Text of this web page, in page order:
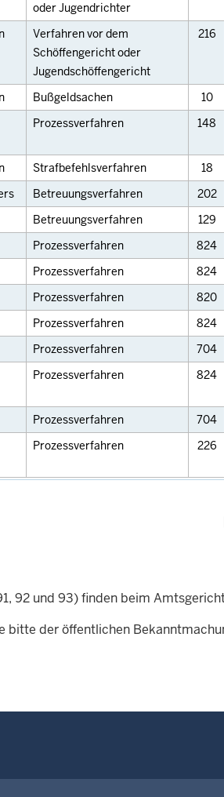
oder Jugendrichter
Verfahren vor dem
Schöffengericht oder
Jugendschöffengericht
216
Bußgeldsachen 10
Prozessverfahren 148
Strafbefehlsverfahren 18
Betreuungsverfahren 202
Betreuungsverfahren 129
Prozessverfahren 824
Prozessverfahren 824
Prozessverfahren 820
Prozessverfahren 824
Prozessverfahren 704
Prozessverfahren 824
Prozessverfahren 704
Prozessverfahren 226
92 und 93) finden beim
bitte der öffentlichen